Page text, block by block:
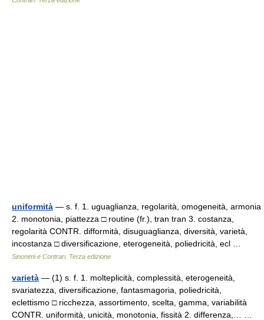
uniformità — s. f. 1. uguaglianza, regolarità, omogeneità, armonia
2. monotonia, piattezza □ routine (fr.), tran tran 3. costanza,
regolarità CONTR. difformità, disuguaglianza, diversità, varietà,
incostanza □ diversificazione, eterogeneità, poliedricità, ecl …
Sinonimi e Contrari. Terza edizione
varietà — (1) s. f. 1. molteplicità, complessità, eterogeneità,
svariatezza, diversificazione, fantasmagoria, poliedricità,
eclettismo □ ricchezza, assortimento, scelta, gamma, variabilità
CONTR. uniformità, unicità, monotonia, fissità 2. differenza,… …